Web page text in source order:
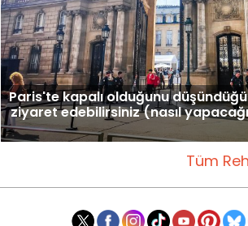
Paris'te kapalı olduğunu
ziyaret edebilirsiniz (nasıl
Tüm